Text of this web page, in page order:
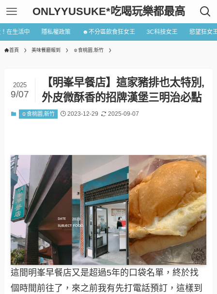
ONLYYUSUKE*吃喝玩樂都最高
在生活中 隱私權政策 ☻不分區飲食狂女王 3C科技女王 慾望狂女
首頁 美味餐廳報到 ☺食桃園,新竹
【明峯早餐店】這家豬排也太特別,
外皮微酥香的招牌漢堡三明治必點
2025
9/07
☺食桃園,新竹 2023-12-29 2025-09-07
這間明峯早餐店又是超過5年的口袋名單，終於找
個時間前往了，來之前我有先打電話預訂，這樣到